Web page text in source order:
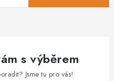
s výběrem
Jsme tu pro vás!